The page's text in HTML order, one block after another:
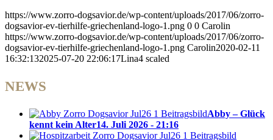
https://www.zorro-dogsavior.de/wp-content/uploads/2017/06/zorro-
dogsavior-ev-tierhilfe-griechenland-logo-1.png 0 0 Carolin
https://www.zorro-dogsavior.de/wp-content/uploads/2017/06/zorro-
dogsavior-ev-tierhilfe-griechenland-logo-1.png Carolin2020-02-11
16:32:132025-07-20 22:06:17Lina4 scaled
NEWS
Abby – Glück
kennt kein Alter14. Juli 2026 - 21:16